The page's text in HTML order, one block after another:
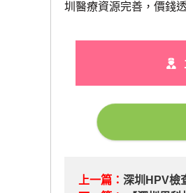
圳醫療資源完善，價錢
上一篇：深圳HPV檢